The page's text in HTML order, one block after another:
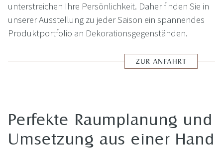
unterstreichen Ihre Persönlichkeit. Daher finden Sie in
unserer Ausstellung zu jeder Saison ein spannendes
Produktportfolio an Dekorationsgegenständen.
ZUR ANFAHRT
Perfekte Raumplanung und
Umsetzung aus einer Hand